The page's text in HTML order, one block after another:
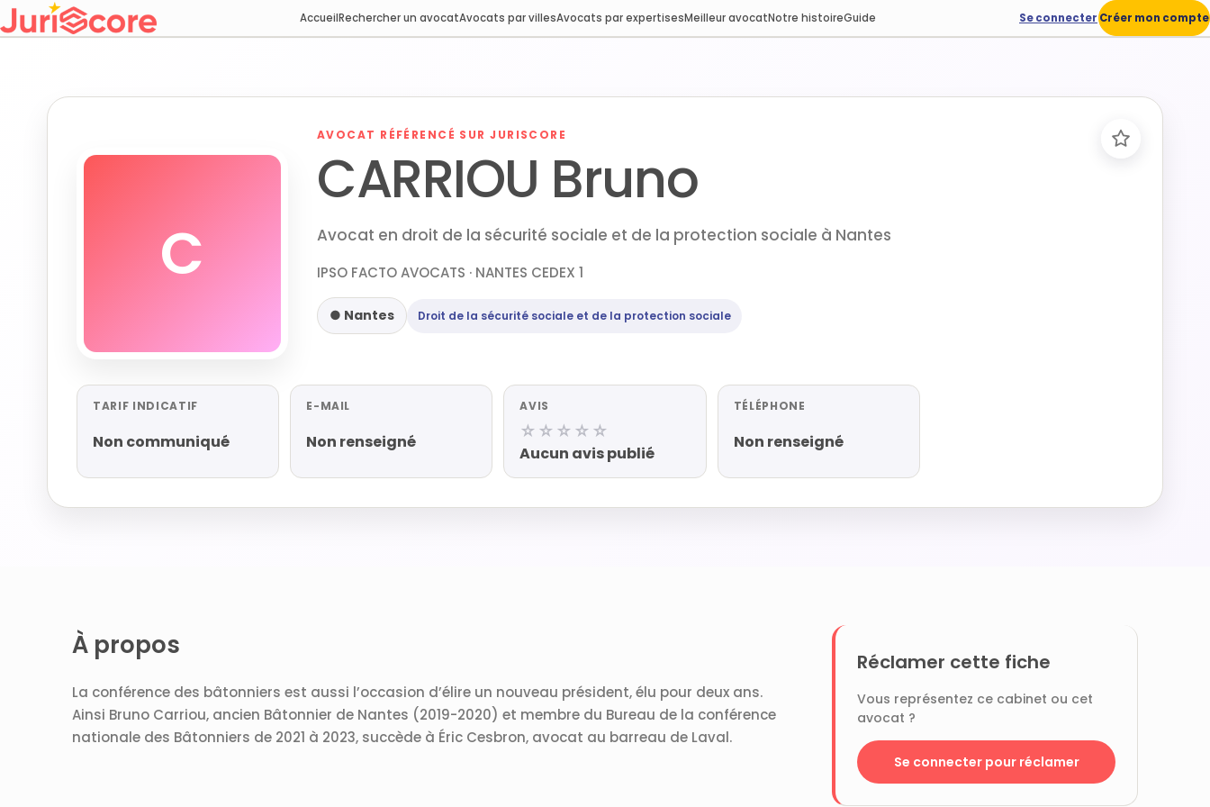
AccueilRechercher un avocatAvocats par villesAvocats par expertisesMeilleur avocatNotre histoireGuide Se connecter Créer mon compte
C
AVOCAT RÉFÉRENCÉ SUR JURISCORE
CARRIOU Bruno
Avocat en droit de la sécurité sociale et de la protection sociale à Nantes
IPSO FACTO AVOCATS · NANTES CEDEX 1
● Nantes Droit de la sécurité sociale et de la protection sociale
TARIF INDICATIF
Non communiqué
E-MAIL
Non renseigné
AVIS
☆☆☆☆☆
Aucun avis publié
TÉLÉPHONE
Non renseigné
À propos
La conférence des bâtonniers est aussi l’occasion d’élire un nouveau président, élu pour deux ans.
Ainsi Bruno Carriou, ancien Bâtonnier de Nantes (2019-2020) et membre du Bureau de la conférence
nationale des Bâtonniers de 2021 à 2023, succède à Éric Cesbron, avocat au barreau de Laval.
Réclamer cette fiche
Vous représentez ce cabinet ou cet
avocat ?
Se connecter pour réclamer